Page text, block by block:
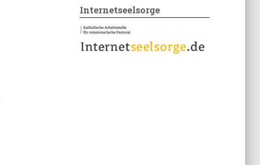
Internetseelsorge